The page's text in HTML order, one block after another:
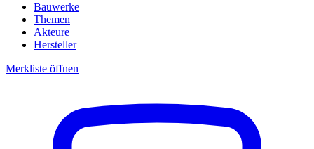
Bauwerke
Themen
Akteure
Hersteller
Merkliste öffnen